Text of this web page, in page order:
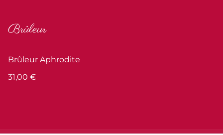
Brûleur
Brûleur Aphrodite
31,00 €